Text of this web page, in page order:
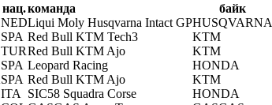
нац.команда байк
NEDLiqui Moly Husqvarna Intact GPHUSQVARNA
SPA Red Bull KTM Tech3 KTM
TURRed Bull KTM Ajo KTM
SPA Leopard Racing HONDA
SPA Red Bull KTM Ajo KTM
ITA SIC58 Squadra Corse HONDA